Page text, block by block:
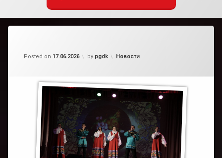
Posted on 17.06.2026 by pgdk Категории:
Новости